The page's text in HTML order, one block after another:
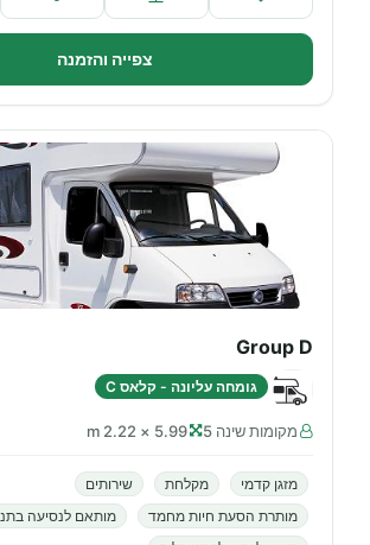
צפייה והזמנה
Group D
גומחה עליונה - קלאס C
מקומות שינה 5 5.99 × 2.22 m
מזגן קדמי מקלחת
שירותים
מותרת הסעת חיות מחמד
מותאם לנסיעה